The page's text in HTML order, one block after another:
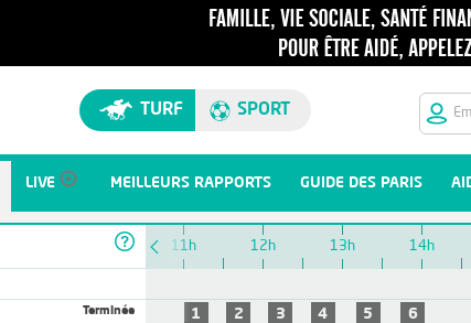
TURF SPORT
LIVE MEILLEURS RAPPORTS GUIDE DES PARIS
Terminée
10h 11h 12h 13h 14h
1
2 3 4 5
6